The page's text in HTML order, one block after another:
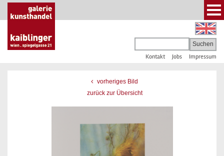
Kontakt Jobs Impressum
vorheriges Bild
zurück zur Übersicht